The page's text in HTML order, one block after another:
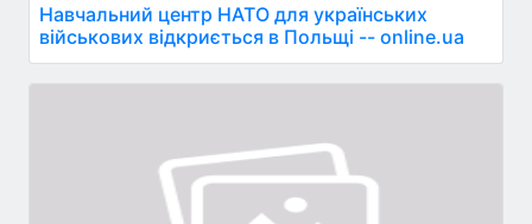
Навчальний центр НАТО для українських
військових відкриється в Польщі -- online.ua